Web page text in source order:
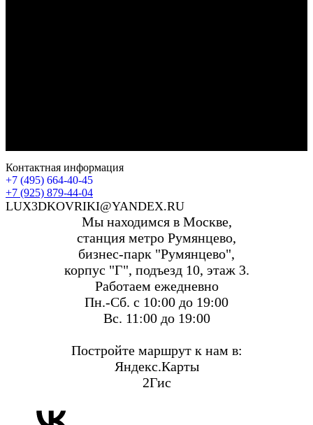
Контактная информация
+7 (495) 664-40-45
+7 (925) 879-44-04
LUX3DKOVRIKI@YANDEX.RU
Мы находимся в Москве,
станция метро Румянцево,
бизнес-парк "Румянцево",
корпус "Г", подъезд 10, этаж 3.
Работаем ежедневно
Пн.-Сб. с 10:00 до 19:00
Вс. 11:00 до 19:00
Постройте маршрут к нам в:
Яндекс.Карты
2Гис